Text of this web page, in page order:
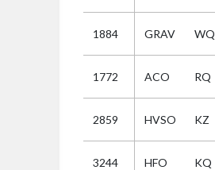
1884 GRAV WQ
1772 ACO RQ
2859 HVSO KZ
3244 HFO KQ